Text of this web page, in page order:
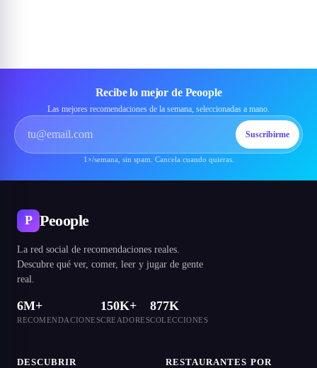
Recibe lo mejor de Peoople
Las mejores recomendaciones de la semana, seleccionadas a mano.
Suscribirme
1×/semana, sin spam. Cancela cuando quieras.
P Peoople
La red social de recomendaciones reales.
Descubre qué ver, comer, leer y jugar de gente
real.
6M+
RECOMENDACIONES
150K+
CREADORES
877K
COLECCIONES
DESCUBRIR
RESTAURANTES POR